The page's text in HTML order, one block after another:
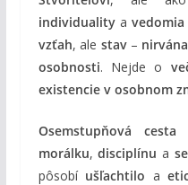
individualityavedomia
vzťah, ale stav– nirvána
osobnosti. Nejde o
existencie v osobnom
Osemstupňová cesta
morálku,disciplínu a
pôsobí ušľachtilo a